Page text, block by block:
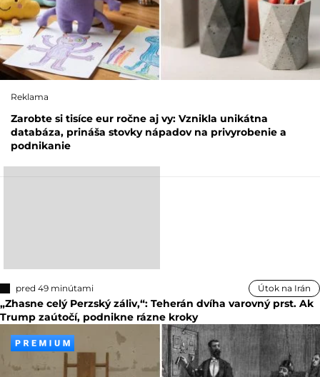
Reklama
Zarobte si tisíce eur ročne aj vy: Vznikla unikátna
databáza, prináša stovky nápadov na privyrobenie a
podnikanie
pred 49 minútami Útok na Irán
„Zhasne celý Perzský záliv,“: Teherán dvíha varovný prst. Ak
Trump zaútočí, podnikne rázne kroky